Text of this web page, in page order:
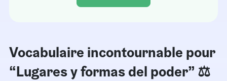
Vocabulaire incontournable pour
“Lugares y formas del poder” ⚖️